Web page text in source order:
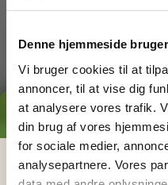
Denne hjemmeside
Vi bruger cookies til at
annoncer, til at vise dig
at analysere vores trafik.
din brug af vores
for sociale medier,
analysepartnere. Vores
GRATIS
Hvad koster